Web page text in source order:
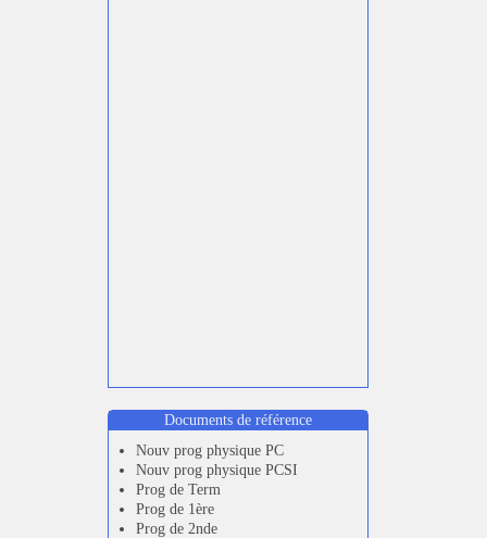
Documents de référence
Nouv prog physique PC
Nouv prog physique PCSI
Prog de Term
Prog de 1ère
Prog de 2nde